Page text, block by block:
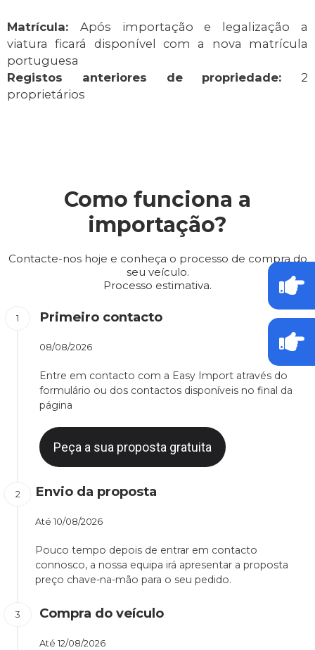
Matrícula: Após importação e legalização a
viatura ficará disponível com a nova matrícula
portuguesa
Registos anteriores de propriedade: 2
proprietários
Como funciona a
importação?
Contacte-nos hoje e conheça o processo de compra do
seu veículo.
Processo estimativa.
Primeiro contacto
08/08/2026
Entre em contacto com a Easy Import através do
formulário ou dos contactos disponíveis no final da
página
Peça a sua proposta gratuita
Envio da proposta
Até 10/08/2026
Pouco tempo depois de entrar em contacto
connosco, a nossa equipa irá apresentar a proposta
preço chave-na-mão para o seu pedido.
Compra do veículo
Até 12/08/2026